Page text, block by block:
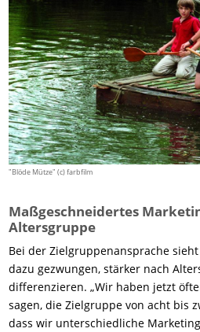
"Blöde Mütze" (c) farbfilm
Maßgeschneidertes
Altersgruppe
Bei der Zielgruppenansprache
dazu gezwungen, stärker nach
differenzieren. „Wir haben jetzt
sagen, die Zielgruppe von acht bis
dass wir unterschiedliche